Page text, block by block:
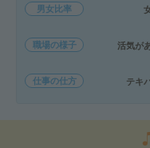
男女比率
職場の様子 活気が
仕事の仕方 テキ